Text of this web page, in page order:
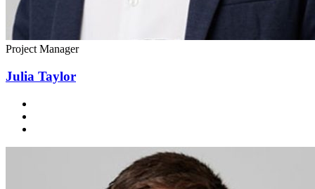
Project Manager
Julia Taylor